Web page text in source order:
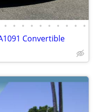
• • • • • • • • • •
Convertible